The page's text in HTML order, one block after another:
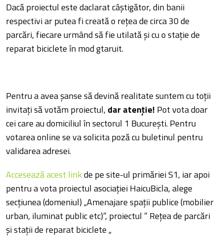
Dacă proiectul este daclarat câştigător, din banii
respectivi ar putea fi creată o rețea de circa 30 de
parcări, fiecare urmând să fie utilată și cu o stație de
reparat biciclete în mod gtaruit.
Pentru a avea şanse să devină realitate suntem cu toţii
invitaţi să votăm proiectul, dar atenţie! Pot vota doar
cei care au domiciliul în sectorul 1 Bucureşti. Pentru
votarea online se va solicita poză cu buletinul pentru
validarea adresei.
Accesează acest linkde pe site-ul primăriei S1, iar apoi
pentru a vota proiectul asociaţiei HaicuBicla, alege
secţiunea (domeniul) „Amenajare spații publice (mobilier
urban, iluminat public etc)”, proiectul ” Reţea de parcări
şi staţii de reparat biciclete „